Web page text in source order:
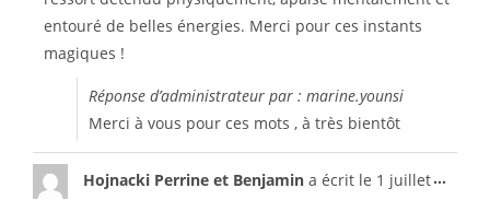
entouré de belles énergies. Merci pour ces instants
magiques !
Réponse d’administrateur par : marine.younsi
Merci à vous pour ces mots , à très bientôt
Hojnacki Perrine et Benjamin a écrit le 1 juillet...